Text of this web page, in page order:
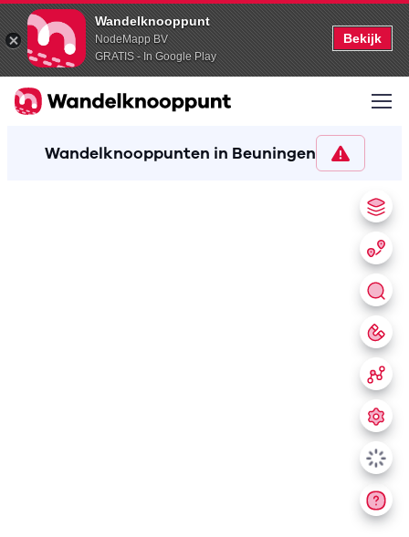
Wandelknooppunt
NodeMapp BV
GRATIS - In Google Play
Bekijk
Wandelknooppunten in Beuningen